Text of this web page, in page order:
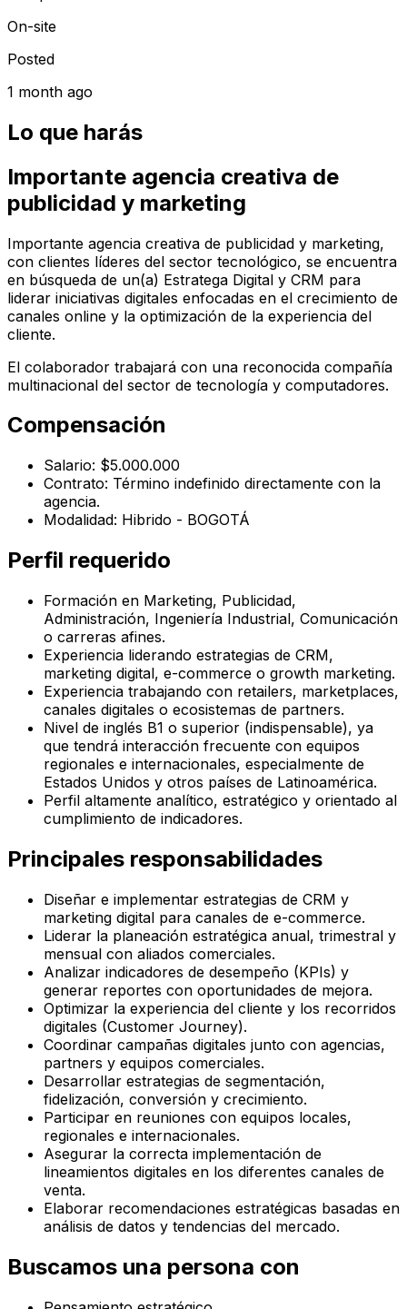
On-site
Posted
1 month ago
Lo que harás
Importante agencia creativa de
publicidad y marketing
Importante agencia creativa de publicidad y marketing,
con clientes líderes del sector tecnológico, se encuentra
en búsqueda de un(a) Estratega Digital y CRM para
liderar iniciativas digitales enfocadas en el crecimiento de
canales online y la optimización de la experiencia del
cliente.
El colaborador trabajará con una reconocida compañía
multinacional del sector de tecnología y computadores.
Compensación
Salario: $5.000.000
Contrato: Término indefinido directamente con la
agencia.
Modalidad: Hibrido - BOGOTÁ
Perfil requerido
Formación en Marketing, Publicidad,
Administración, Ingeniería Industrial, Comunicación
o carreras afines.
Experiencia liderando estrategias de CRM,
marketing digital, e-commerce o growth marketing.
Experiencia trabajando con retailers, marketplaces,
canales digitales o ecosistemas de partners.
Nivel de inglés B1 o superior (indispensable), ya
que tendrá interacción frecuente con equipos
regionales e internacionales, especialmente de
Estados Unidos y otros países de Latinoamérica.
Perfil altamente analítico, estratégico y orientado al
cumplimiento de indicadores.
Principales responsabilidades
Diseñar e implementar estrategias de CRM y
marketing digital para canales de e-commerce.
Liderar la planeación estratégica anual, trimestral y
mensual con aliados comerciales.
Analizar indicadores de desempeño (KPIs) y
generar reportes con oportunidades de mejora.
Optimizar la experiencia del cliente y los recorridos
digitales (Customer Journey).
Coordinar campañas digitales junto con agencias,
partners y equipos comerciales.
Desarrollar estrategias de segmentación,
fidelización, conversión y crecimiento.
Participar en reuniones con equipos locales,
regionales e internacionales.
Asegurar la correcta implementación de
lineamientos digitales en los diferentes canales de
venta.
Elaborar recomendaciones estratégicas basadas en
análisis de datos y tendencias del mercado.
Buscamos una persona con